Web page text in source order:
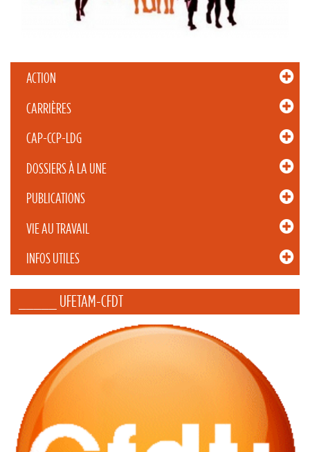
ACTION
CARRIÈRES
CAP-CCP-LDG
DOSSIERS À LA UNE
PUBLICATIONS
VIE AU TRAVAIL
INFOS UTILES
_____ UFETAM-CFDT